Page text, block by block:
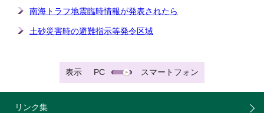
南海トラフ地震臨時情報が発表されたら
土砂災害時の避難指示等発令区域
表示 PC スマートフォン
リンク集